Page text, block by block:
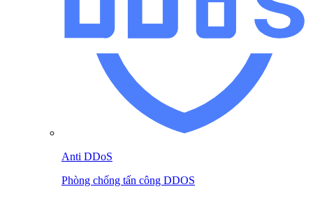
Anti DDoS
Phòng chống tấn công DDOS